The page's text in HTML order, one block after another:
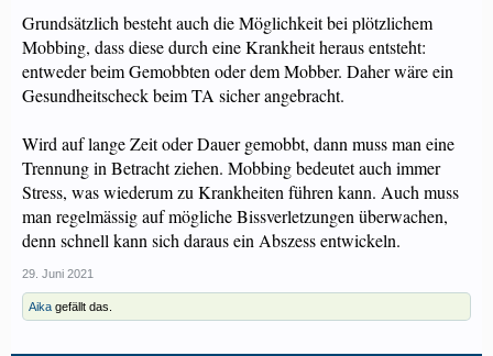
Grundsätzlich besteht auch die Möglichkeit bei plötzlichem
Mobbing, dass diese durch eine Krankheit heraus entsteht:
entweder beim Gemobbten oder dem Mobber. Daher wäre ein
Gesundheitscheck beim TA sicher angebracht.
Wird auf lange Zeit oder Dauer gemobbt, dann muss man eine
Trennung in Betracht ziehen. Mobbing bedeutet auch immer
Stress, was wiederum zu Krankheiten führen kann. Auch muss
man regelmässig auf mögliche Bissverletzungen überwachen,
denn schnell kann sich daraus ein Abszess entwickeln.
29. Juni 2021
Aika gefällt das.